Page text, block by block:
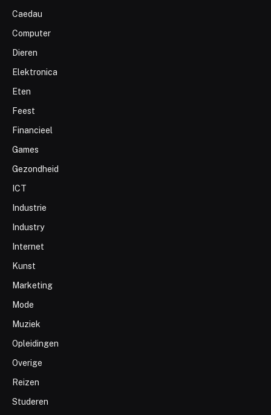
Caedau
Computer
Dieren
Elektronica
Eten
Feest
Financieel
Games
Gezondheid
ICT
Industrie
Industry
Internet
Kunst
Marketing
Mode
Muziek
Opleidingen
Overige
Reizen
Studeren